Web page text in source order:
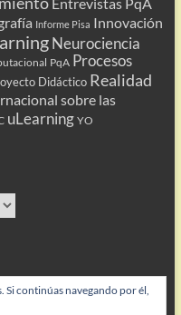
Informe Pisa Innovación
Neurociencia
PqA Procesos
Didáctico Realidad
sobre las
uLearning YO
Si continúas navegando por él,